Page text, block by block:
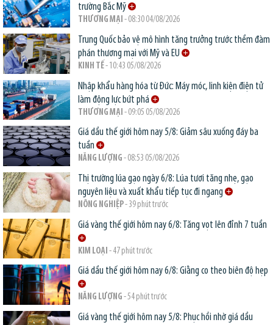
trường Bắc Mỹ
THƯƠNG MẠI - 08:30 04/08/2026
Trung Quốc bảo vệ mô hình tăng trưởng trước thềm đàm
phán thương mại với Mỹ và EU
KINH TẾ- 10:43 05/08/2026
Nhập khẩu hàng hóa từ Đức: Máy móc, linh kiện điện tử
làm động lực bứt phá
THƯƠNG MẠI - 09:05 05/08/2026
Giá dầu thế giới hôm nay 5/8: Giảm sâu xuống đáy ba
tuần
NĂNG LƯỢNG - 08:53 05/08/2026
Thị trường lúa gạo ngày 6/8: Lúa tươi tăng nhẹ, gạo
nguyên liệu và xuất khẩu tiếp tục đi ngang
NÔNG NGHIỆP- 39 phút trước
Giá vàng thế giới hôm nay 6/8: Tăng vọt lên đỉnh 7 tuần
KIM LOẠI - 47 phút trước
Giá dầu thế giới hôm nay 6/8: Giằng co theo biên độ hẹp
NĂNG LƯỢNG - 54 phút trước
Giá vàng thế giới hôm nay 5/8: Phục hồi nhờ giá dầu